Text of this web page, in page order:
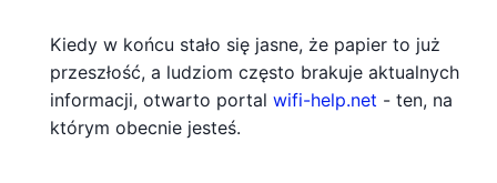
Kiedy w końcu stało się jasne, że papier to już
przeszłość, a ludziom często brakuje aktualnych
informacji, otwarto portal wifi-help.net - ten, na
którym obecnie jesteś.